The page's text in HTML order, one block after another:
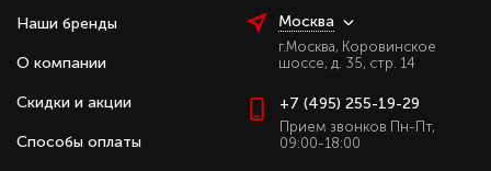
Наши бренды
О компании
Скидки и акции
Способы оплаты
Москва
г.Москва, Коровинское
шоссе, д. 35, стр. 14
+7 (495) 255-19-29
Прием звонков Пн-Пт,
09:00-18:00